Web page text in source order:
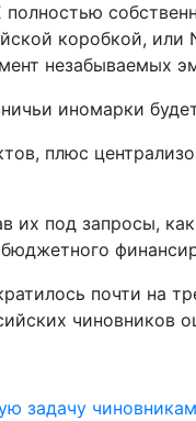
коробкой,
незабываемых
иномарки
плюс
под запросы,
почти на
чиновников
задачу